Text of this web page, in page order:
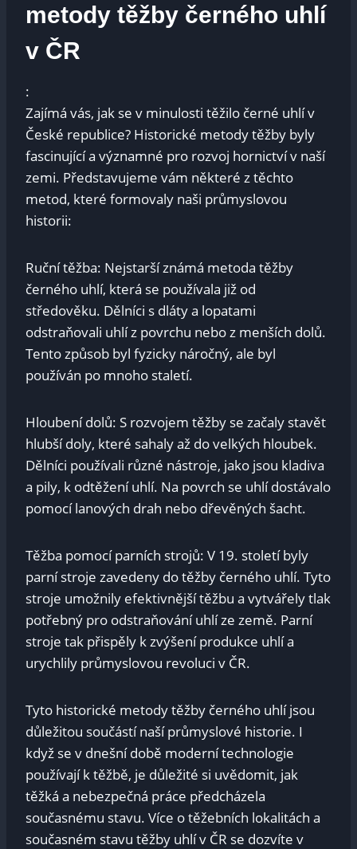
metody těžby černého uhlí
v ČR
:
Zajímá vás, jak se v minulosti těžilo černé uhlí v
České republice? Historické metody těžby byly
fascinující a významné pro rozvoj hornictví v naší
zemi. Představujeme vám některé z těchto
metod, které formovaly naši průmyslovou
historii:
Ruční těžba: Nejstarší známá metoda těžby
černého uhlí, která se používala již od
středověku. Dělníci s dláty a lopatami
odstraňovali uhlí z povrchu nebo z menších dolů.
Tento způsob byl fyzicky náročný, ale byl
používán po mnoho staletí.
Hloubení dolů: S rozvojem těžby se začaly stavět
hlubší doly, které sahaly až do velkých hloubek.
Dělníci používali různé nástroje, jako jsou kladiva
a pily, k odtěžení uhlí. Na povrch se uhlí dostávalo
pomocí lanových drah nebo dřevěných šacht.
Těžba pomocí parních strojů: V 19. století byly
parní stroje zavedeny do těžby černého uhlí. Tyto
stroje umožnily efektivnější těžbu a vytvářely tlak
potřebný pro odstraňování uhlí ze země. Parní
stroje tak přispěly k zvýšení produkce uhlí a
urychlily průmyslovou revoluci v ČR.
Tyto historické metody těžby černého uhlí jsou
důležitou součástí naší průmyslové historie. I
když se v dnešní době moderní technologie
používají k těžbě, je důležité si uvědomit, jak
těžká a nebezpečná práce předcházela
současnému stavu. Více o těžebních lokalitách a
současném stavu těžby uhlí v ČR se dozvíte v